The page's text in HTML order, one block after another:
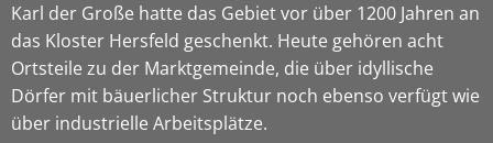
Karl der Große hatte das Gebiet vor über 1200 Jahren an
das Kloster Hersfeld geschenkt. Heute gehören acht
Ortsteile zu der Marktgemeinde, die über idyllische
Dörfer mit bäuerlicher Struktur noch ebenso verfügt wie
über industrielle Arbeitsplätze.